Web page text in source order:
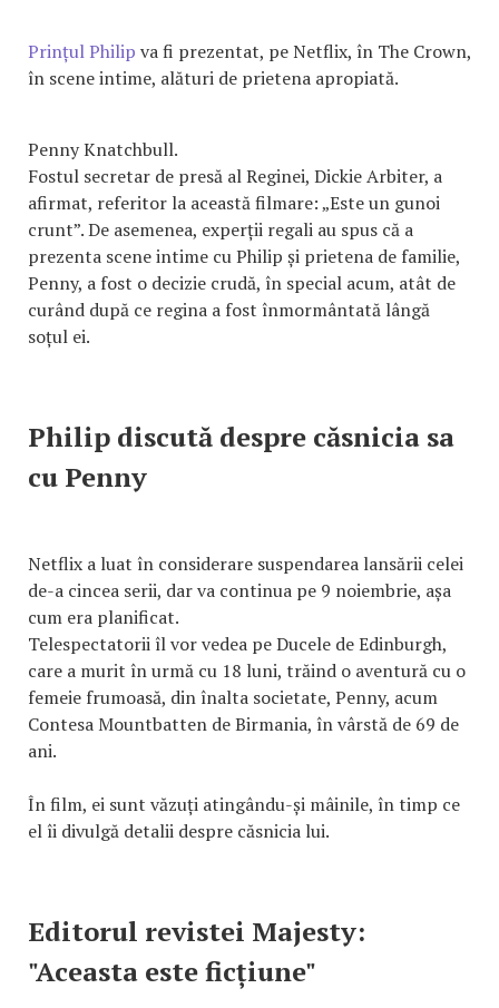
Prințul Philip va fi prezentat, pe Netflix, în The Crown,
în scene intime, alături de prietena apropiată.
Penny Knatchbull.
Fostul secretar de presă al Reginei, Dickie Arbiter, a
afirmat, referitor la această filmare: „Este un gunoi
crunt”. De asemenea, experții regali au spus că a
prezenta scene intime cu Philip și prietena de familie,
Penny, a fost o decizie crudă, în special acum, atât de
curând după ce regina a fost înmormântată lângă
soțul ei.
Philip discută despre căsnicia sa
cu Penny
Netflix a luat în considerare suspendarea lansării celei
de-a cincea serii, dar va continua pe 9 noiembrie, așa
cum era planificat.
Telespectatorii îl vor vedea pe Ducele de Edinburgh,
care a murit în urmă cu 18 luni, trăind o aventură cu o
femeie frumoasă, din înalta societate, Penny, acum
Contesa Mountbatten de Birmania, în vârstă de 69 de
ani.
În film, ei sunt văzuți atingându-și mâinile, în timp ce
el îi divulgă detalii despre căsnicia lui.
Editorul revistei Majesty:
"Aceasta este ficțiune"